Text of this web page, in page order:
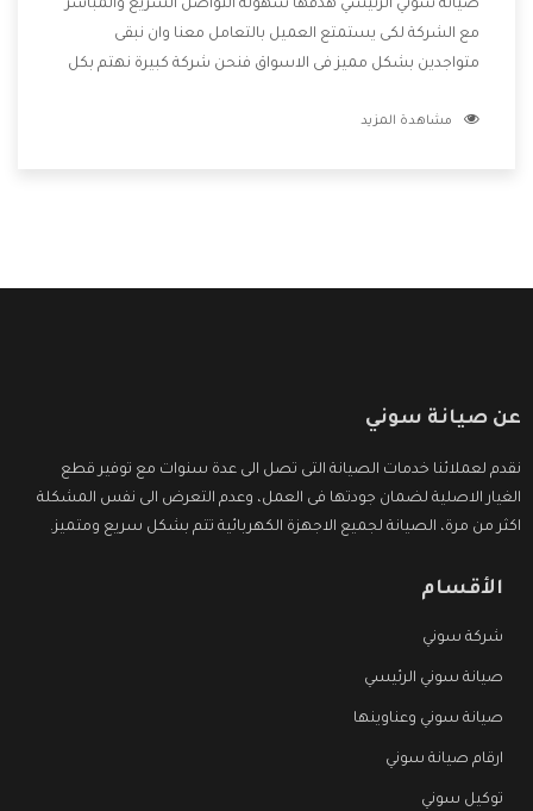
صيانة سوني الرئيسي هدفها سهولة التواصل السريع والمباشر
مع الشركة لكى يستمتع العميل بالتعامل معنا وان نبقى
متواجدين بشكل مميز فى الاسواق فنحن شركة كبيرة نهتم بكل
الشركة بها والتى تكون منها خدمة الصيانة التى تكون من أهم
مشاهدة المزيد
عن صيانة سوني
نقدم لعملائنا خدمات الصيانة التى تصل الى عدة سنوات مع توفير قطع
الغيار الاصلية لضمان جودتها فى العمل، وعدم التعرض الى نفس المشكلة
اكثر من مرة، الصيانة لجميع الاجهزة الكهربائية تتم بشكل سريع ومتميز.
الأقسام
شركة سوني
صيانة سوني الرئيسي
صيانة سوني وعناوينها
ارقام صيانة سوني
توكيل سوني